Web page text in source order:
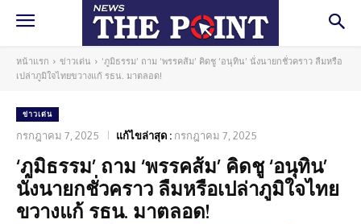
หน้าแรก ข่าวเด่น
‘ภูมิธรรม’ ถาม ‘พรรคส้ม’ คิดชู ‘อนุทิน’ นั่งนายกชั่วคราว ลืมหรือ
เปล่าภูมิใจไทยขวางแก้ รธน. มาตลอด!
ข่าวเด่น
กรกฎาคม 7, 2025 แก้ไขล่าสุด : กรกฎาคม 7, 2025
‘ภูมิธรรม’ ถาม ‘พรรคส้ม’ คิดชู ‘อนุทิน’
นั่งนายกชั่วคราว ลืมหรือเปล่าภูมิใจไทย
ขวางแก้ รธน. มาตลอด!